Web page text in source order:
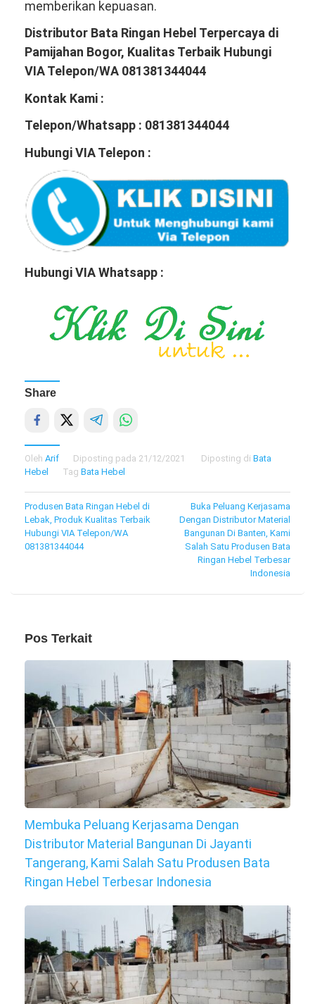
memberikan kepuasan.
Distributor Bata Ringan Hebel Terpercaya di
Pamijahan Bogor, Kualitas Terbaik Hubungi
VIA Telepon/WA 081381344044
Kontak Kami :
Telepon/Whatsapp : 081381344044
Hubungi VIA Telepon :
Hubungi VIA Whatsapp :
Share
Oleh Arif Diposting pada 21/12/2021 Diposting di Bata
Hebel
Tag Bata Hebel
Navigasi
pos
Produsen Bata Ringan Hebel di
Lebak, Produk Kualitas Terbaik
Hubungi VIA Telepon/WA
081381344044
Buka Peluang Kerjasama
Dengan Distributor Material
Bangunan Di Banten, Kami
Salah Satu Produsen Bata
Ringan Hebel Terbesar
Indonesia
Pos Terkait
Membuka Peluang Kerjasama Dengan
Distributor Material Bangunan Di Jayanti
Tangerang, Kami Salah Satu Produsen Bata
Ringan Hebel Terbesar Indonesia